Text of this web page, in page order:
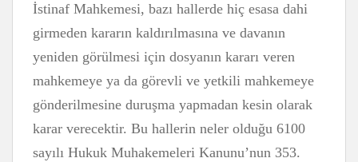
İstinaf Mahkemesi, bazı hallerde hiç esasa dahi
girmeden kararın kaldırılmasına ve davanın
yeniden görülmesi için dosyanın kararı veren
mahkemeye ya da görevli ve yetkili mahkemeye
gönderilmesine duruşma yapmadan kesin olarak
karar verecektir. Bu hallerin neler olduğu 6100
sayılı Hukuk Muhakemeleri Kanunu’nun 353.